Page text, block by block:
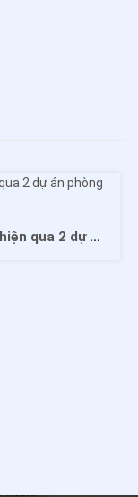
Nét đẹp tối giản, hiện đại được thể hiện qua 2 dự án phòng ngủ sau